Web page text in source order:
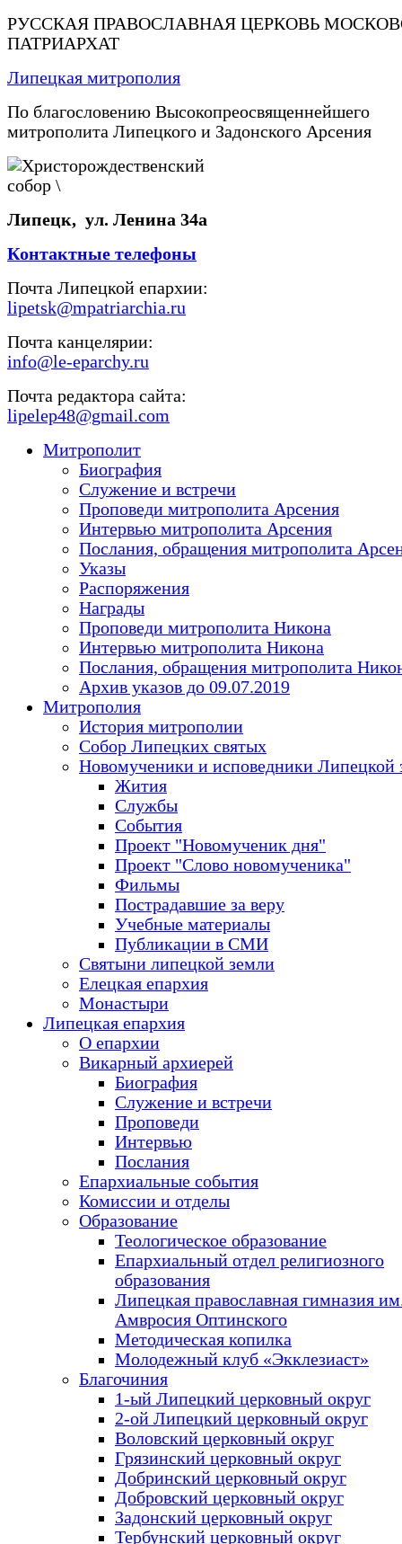
РУССКАЯ ПРАВОСЛАВНАЯ ЦЕРКОВЬ
ПАТРИАРХАТ
Липецкая митрополия
По благословению Высокопреосвященнейшего
митрополита Липецкого и Задонского Арсения
Липецк, ул. Ленина 34а
Контактные телефоны
Почта Липецкой епархии:
lipetsk@mpatriarchia.ru
Почта канцелярии:
info@le-eparchy.ru
Почта редактора сайта:
lipelep48@gmail.com
Митрополит
Биография
Служение и встречи
Проповеди митрополита Арсения
Интервью митрополита Арсения
Послания, обращения митрополита
Указы
Распоряжения
Награды
Проповеди митрополита Никона
Интервью митрополита Никона
Послания, обращения митрополита
Архив указов до 09.07.2019
Митрополия
История митрополии
Собор Липецких святых
Новомученики и исповедники Липецкой
Жития
Службы
События
Проект "Новомученик дня"
Проект "Слово новомученика"
Фильмы
Пострадавшие за веру
Учебные материалы
Публикации в СМИ
Святыни липецкой земли
Елецкая епархия
Монастыри
Липецкая епархия
О епархии
Викарный архиерей
Биография
Служение и встречи
Проповеди
Интервью
Послания
Епархиальные события
Комиссии и отделы
Образование
Теологическое образование
Епархиальный отдел религиозного
образования
Липецкая православная гимназия
Амвросия Оптинского
Методическая копилка
Молодежный клуб «Экклезиаст»
Благочиния
1-ый Липецкий церковный округ
2-ой Липецкий церковный округ
Воловский церковный округ
Грязинский церковный округ
Добринский церковный округ
Добровский церковный округ
Задонский церковный округ
Тербунский церковный округ